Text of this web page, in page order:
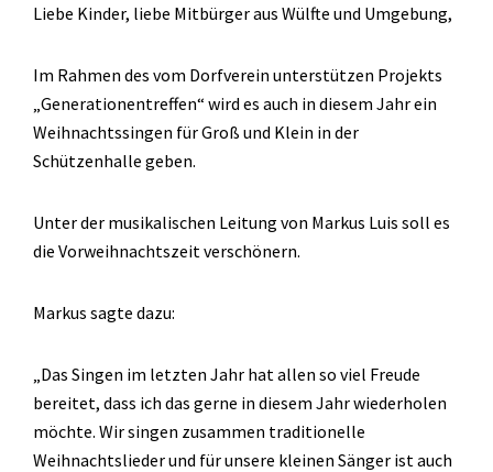
Liebe Kinder, liebe Mitbürger aus Wülfte und Umgebung,
Im Rahmen des vom Dorfverein unterstützen Projekts
„Generationentreffen“ wird es auch in diesem Jahr ein
Weihnachtssingen für Groß und Klein in der
Schützenhalle geben.
Unter der musikalischen Leitung von Markus Luis soll es
die Vorweihnachtszeit verschönern.
Markus sagte dazu:
„Das Singen im letzten Jahr hat allen so viel Freude
bereitet, dass ich das gerne in diesem Jahr wiederholen
möchte. Wir singen zusammen traditionelle
Weihnachtslieder und für unsere kleinen Sänger ist auch